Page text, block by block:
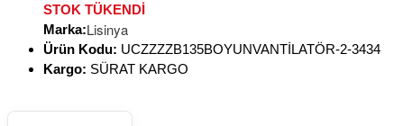
STOK TÜKENDİ
Marka:Lisinya
Ürün Kodu: UCZZZZB135BOYUNVANTİLATÖR-2-3434
Kargo: SÜRAT KARGO